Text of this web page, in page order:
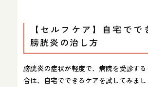
【セルフケア】自宅でで
膀胱炎の治し方
膀胱炎の症状が軽度で、病院を受診す
合は、自宅でできるケアを試してみまし